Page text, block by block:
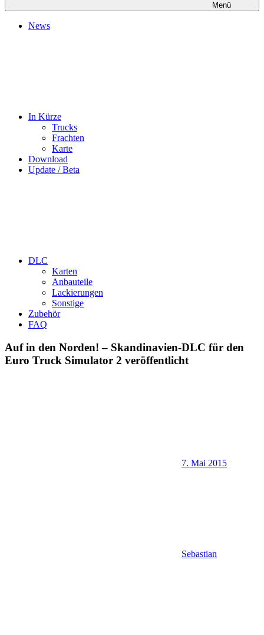
Menü
News
In Kürze
Trucks
Frachten
Karte
Download
Update / Beta
DLC
Karten
Anbauteile
Lackierungen
Sonstige
Zubehör
FAQ
Auf in den Norden! – Skandinavien-DLC für den
Euro Truck Simulator 2 veröffentlicht
7. Mai 2015
Sebastian